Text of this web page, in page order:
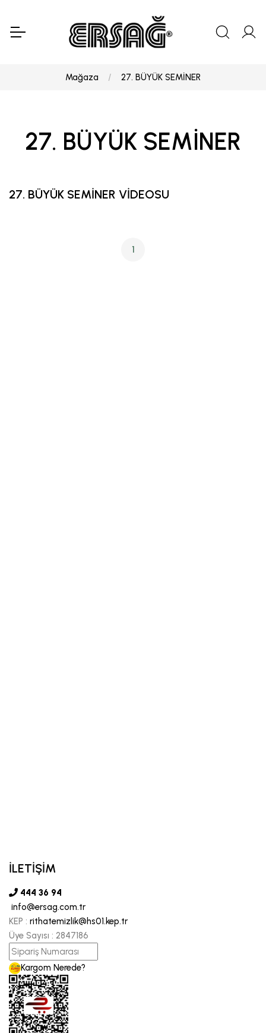
Mağaza 27. BÜYÜK SEMİNER
27. BÜYÜK SEMİNER
27. BÜYÜK SEMİNER VİDEOSU
1
İLETİŞİM
444 36 94
info@ersag.com.tr
KEP : rithatemizlik@hs01.kep.tr
Üye Sayısı : 2847186
Kargom Nerede?